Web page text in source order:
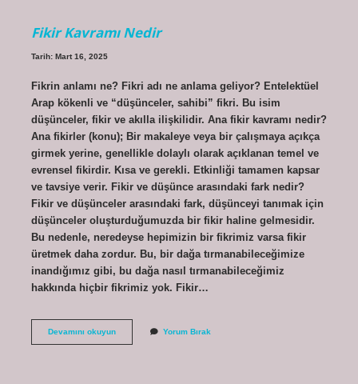
Fikir Kavramı Nedir
Tarih: Mart 16, 2025
Fikrin anlamı ne? Fikri adı ne anlama geliyor? Entelektüel
Arap kökenli ve “düşünceler, sahibi” fikri. Bu isim
düşünceler, fikir ve akılla ilişkilidir. Ana fikir kavramı nedir?
Ana fikirler (konu); Bir makaleye veya bir çalışmaya açıkça
girmek yerine, genellikle dolaylı olarak açıklanan temel ve
evrensel fikirdir. Kısa ve gerekli. Etkinliği tamamen kapsar
ve tavsiye verir. Fikir ve düşünce arasındaki fark nedir?
Fikir ve düşünceler arasındaki fark, düşünceyi tanımak için
düşünceler oluşturduğumuzda bir fikir haline gelmesidir.
Bu nedenle, neredeyse hepimizin bir fikrimiz varsa fikir
üretmek daha zordur. Bu, bir dağa tırmanabileceğimize
inandığımız gibi, bu dağa nasıl tırmanabileceğimiz
hakkında hiçbir fikrimiz yok. Fikir…
Devamını okuyunFikir
Yorum Bırak